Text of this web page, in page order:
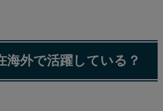
海外で活躍している？